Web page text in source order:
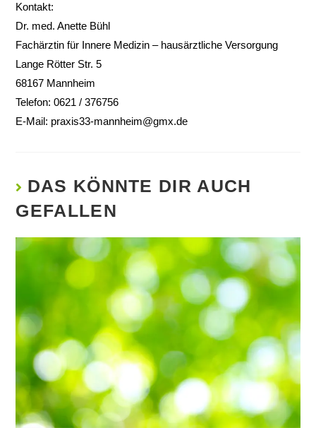
Kontakt:
Dr. med. Anette Bühl
Fachärztin für Innere Medizin – hausärztliche Versorgung
Lange Rötter Str. 5
68167 Mannheim
Telefon: 0621 / 376756
E-Mail: praxis33-mannheim@gmx.de
DAS KÖNNTE DIR AUCH
GEFALLEN